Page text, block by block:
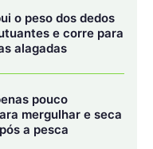
as diretrizes
de Resíduos Sólidos,
Ambiente e Mudança
geração, redução e
final. A reciclagem,
periférica e